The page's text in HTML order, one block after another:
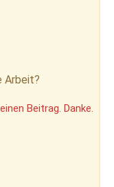
Arbeit?
Beitrag. Danke.